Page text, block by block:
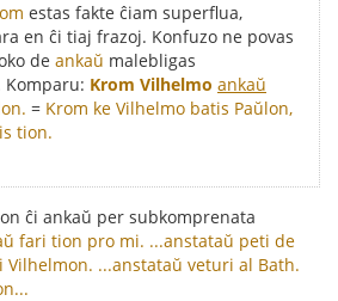
estas fakte ĉiam superflua,
en ĉi tiaj frazoj. Konfuzo ne povas
de ankaŭ malebligas
Komparu: Krom Vilhelmo ankaŭ
= Krom ke Vilhelmo batis Paŭlon,
tion.
ĉi ankaŭ per subkomprenata
fari tion pro mi. ...anstataŭ peti de
Vilhelmon. ...anstataŭ veturi al Bath.